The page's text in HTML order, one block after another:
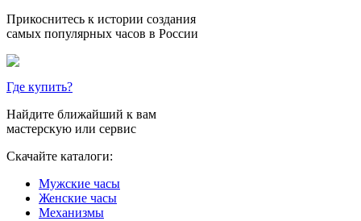
Прикоснитесь к истории создания
самых популярных часов в России
Где купить?
Найдите ближайший к вам
мастерскую или сервис
Скачайте каталоги:
Мужские часы
Женские часы
Механизмы